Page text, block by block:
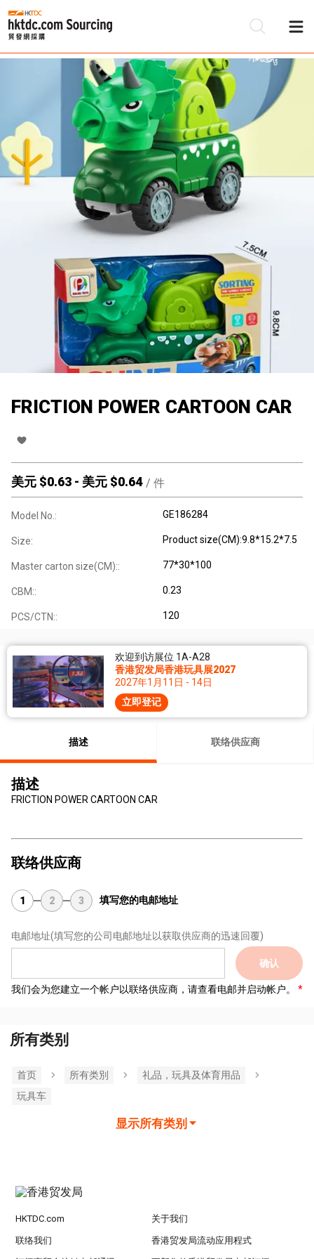
FRICTION POWER CARTOON CAR
美元 $0.63 - 美元 $0.64 / 件
Model No.: GE186284
Size: Product size(CM):9.8*15.2*7.5
Master carton size(CM):: 77*30*100
CBM:: 0.23
PCS/CTN:: 120
欢迎到访展位 1A-A28
香港贸发局香港玩具展2027
2027年1月11日 - 14日
立即登记
描述 联络供应商
描述
FRICTION POWER CARTOON CAR
联络供应商
1 2 3 填写您的电邮地址
电邮地址(填写您的公司电邮地址以获取供应商的迅速回覆)
确认
我们会为您建立一个帐户以联络供应商，请查看电邮并启动帐户。
所有类别
首页 所有类別
礼品，玩具及体育用品
玩具车
显示所有类别
HKTDC.com 关于我们
联络我们 香港贸发局流动应用程式